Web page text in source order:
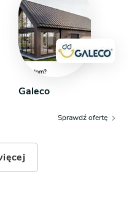
Galeco
Sprawdź ofertę